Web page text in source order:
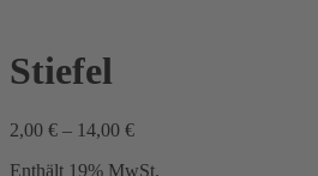
Stiefel
2,00 € – 14,00 €Preisspanne:
bis
Enthält 19% MwSt.